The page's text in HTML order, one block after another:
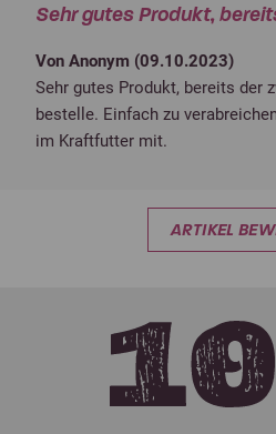
Sehr gutes Produkt,
Von Anonym (09.10.2023)
Sehr gutes Produkt, bereits der
bestelle. Einfach zu
im Kraftfutter mit.
ARTIKEL